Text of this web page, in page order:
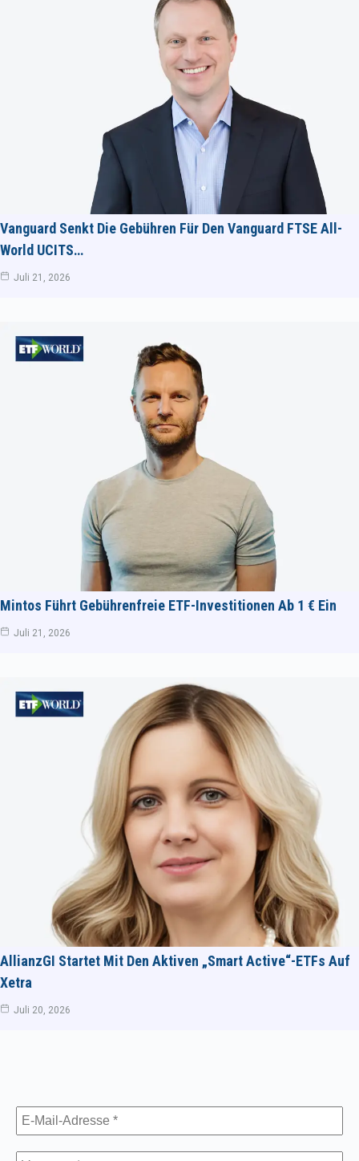
Vanguard Senkt Die Gebühren Für Den Vanguard FTSE All-
World UCITS…
Juli 21, 2026
Mintos Führt Gebührenfreie ETF-Investitionen Ab 1 € Ein
Juli 21, 2026
AllianzGI Startet Mit Den Aktiven „Smart Active“-ETFs Auf
Xetra
Juli 20, 2026